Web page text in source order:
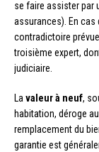
se faire assister par
assurances). En cas
contradictoire
troisième expert,
judiciaire.
Lavaleur à neuf,
habitation, déroge
remplacement du
garantie est